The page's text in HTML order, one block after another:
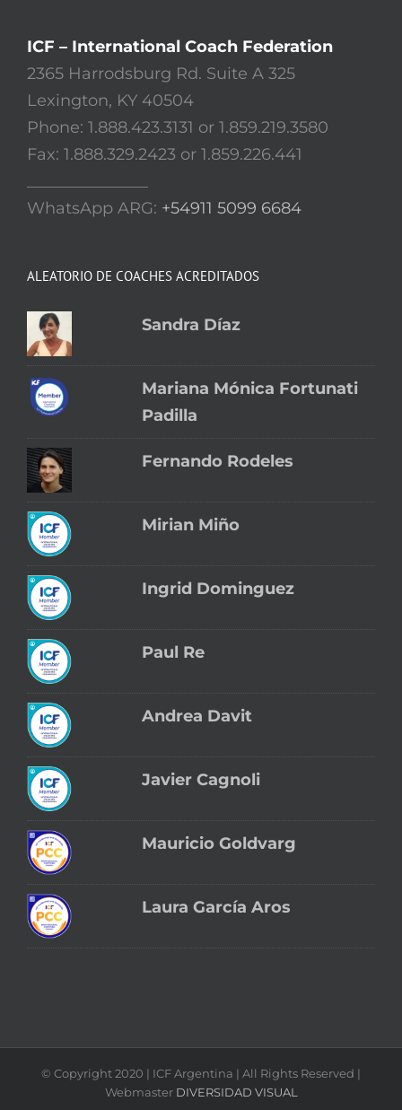
ICF – International Coach Federation
2365 Harrodsburg Rd. Suite A 325
Lexington, KY 40504
Phone: 1.888.423.3131 or 1.859.219.3580
Fax: 1.888.329.2423 or 1.859.226.441
WhatsApp ARG: +54911 5099 6684
ALEATORIO DE COACHES ACREDITADOS
Sandra Díaz
Mariana Mónica Fortunati
Padilla
Fernando Rodeles
Mirian Miño
Ingrid Dominguez
Paul Re
Andrea Davit
Javier Cagnoli
Mauricio Goldvarg
Laura García Aros
© Copyright 2020 | ICF Argentina | All Rights Reserved |
Webmaster DIVERSIDAD VISUAL